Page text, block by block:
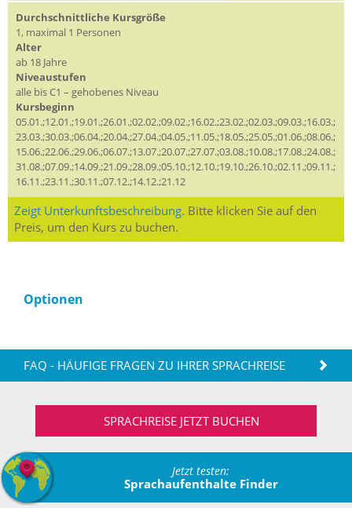
Durchschnittliche Kursgröße
1, maximal 1 Personen
Alter
ab 18 Jahre
Niveaustufen
alle bis C1 – gehobenes Niveau
Kursbeginn
05.01.;12.01.;19.01.;26.01.;02.02.;09.02.;16.02.;23.02.;02.03.;09.03.;16.03.;
23.03.;30.03.;06.04.;20.04.;27.04.;04.05.;11.05.;18.05.;25.05.;01.06.;08.06.;
15.06.;22.06.;29.06.;06.07.;13.07.;20.07.;27.07.;03.08.;10.08.;17.08.;24.08.;
31.08.;07.09.;14.09.;21.09.;28.09.;05.10.;12.10.;19.10.;26.10.;02.11.;09.11.;
16.11.;23.11.;30.11.;07.12.;14.12.;21.12
Zeigt Unterkunftsbeschreibung. Bitte klicken Sie auf den
Preis, um den Kurs zu buchen.
Optionen
FAQ - HÄUFIGE FRAGEN ZU IHRER SPRACHREISE
SPRACHREISE JETZT BUCHEN
Jetzt testen:
Sprachaufenthalte Finder